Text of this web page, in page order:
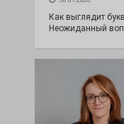
Как выглядит
Неожиданный